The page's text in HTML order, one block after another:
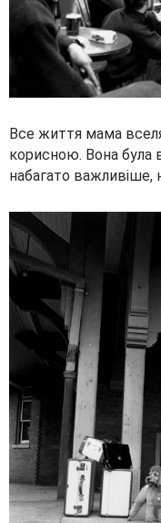
Все життя мама
корисною. Вона була
набагато важливіше,